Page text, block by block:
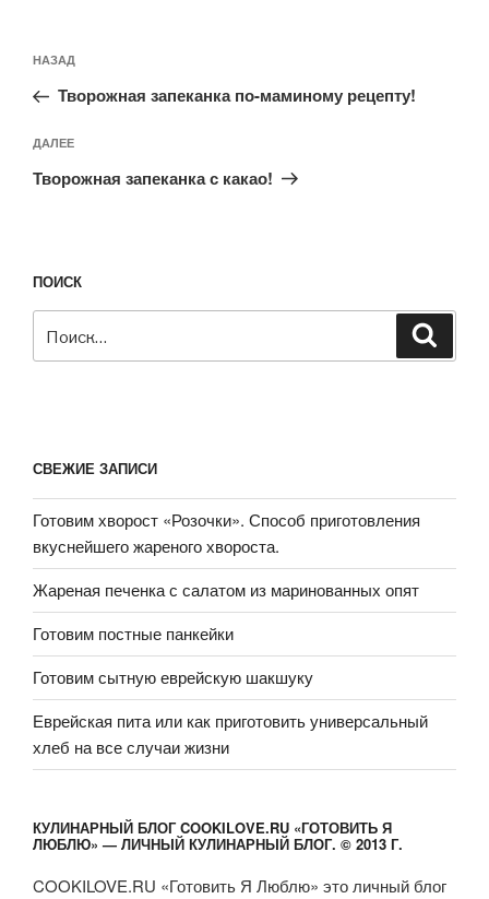
по
записям
Предыдущая
запись:
НАЗАД
Творожная запеканка по-маминому рецепту!
Следующая
запись
ДАЛЕЕ
Творожная запеканка с какао!
ПОИСК
СВЕЖИЕ ЗАПИСИ
Готовим хворост «Розочки». Способ приготовления
вкуснейшего жареного хвороста.
Жареная печенка с салатом из маринованных опят
Готовим постные панкейки
Готовим сытную еврейскую шакшуку
Еврейская пита или как приготовить универсальный
хлеб на все случаи жизни
КУЛИНАРНЫЙ БЛОГ COOKILOVE.RU «ГОТОВИТЬ Я
ЛЮБЛЮ» — ЛИЧНЫЙ КУЛИНАРНЫЙ БЛОГ. © 2013 Г.
COOKILOVE.RU «Готовить Я Люблю» это личный блог